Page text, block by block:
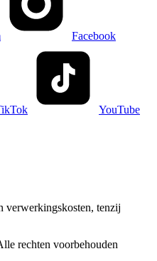
Facebook
YouTube
verwerkingskosten, tenzij
rechten voorbehouden